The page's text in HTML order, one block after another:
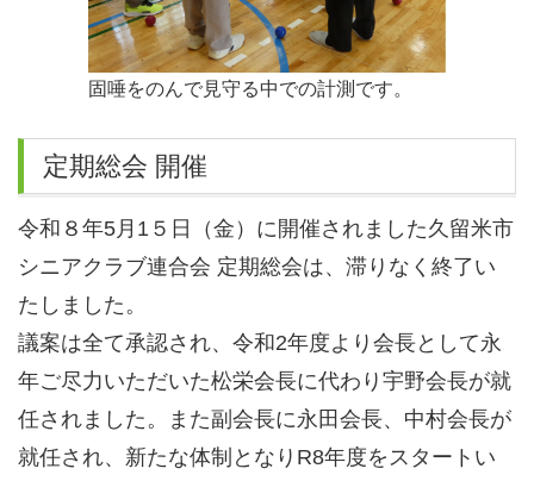
固唾をのんで見守る中での計測です。
定期総会 開催
令和８年5月1５日（金）に開催されました久留米市
シニアクラブ連合会 定期総会は、滞りなく終了い
たしました。
議案は全て承認され、令和2年度より会長として永
年ご尽力いただいた松栄会長に代わり宇野会長が就
任されました。また副会長に永田会長、中村会長が
就任され、 新たな体制となりR8年度をスタートい